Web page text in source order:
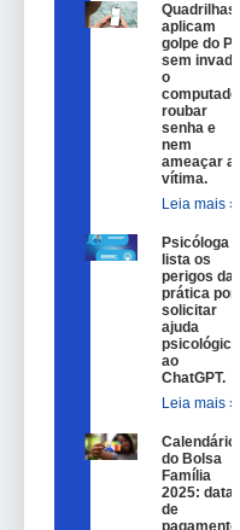
Quadrilhas
aplicam
golpe do Pix
sem invadir
o
computador,
roubar
senha e
nem
ameaçar a
vítima.
Leia mais »
Psicóloga
lista os
perigos da
prática por
solicitar
ajuda
psicológica
ao
ChatGPT.
Leia mais »
Calendário
do Bolsa
Família
2025: datas
de
pagamento.